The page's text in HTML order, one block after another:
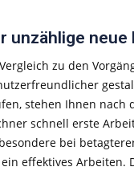
unzählige
zu den
stehen Ihnen nach
schnell erste
bei
effektives Arbeiten.